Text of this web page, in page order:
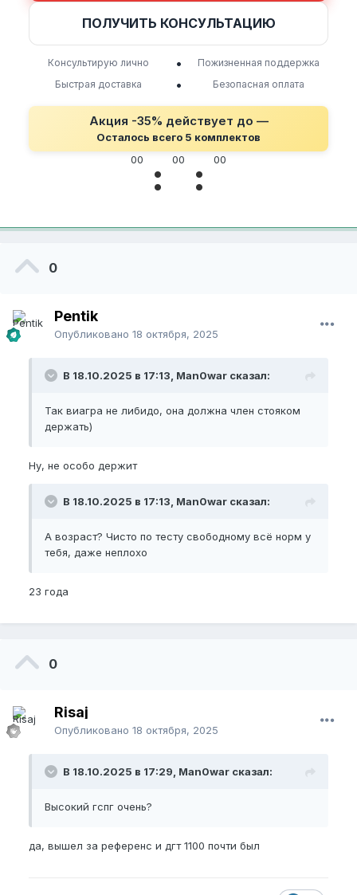
ПОЛУЧИТЬ КОНСУЛЬТАЦИЮ
Консультирую лично •
Пожизненная поддержка
Быстрая доставка
• Безопасная оплата
Акция -35% действует до —
Осталось всего 5 комплектов
00
00
00
0
Pentik
Опубликовано 18 октября, 2025
В 18.10.2025 в 17:13, Man0war сказал:
Так виагра не либидо, она должна член стояком
держать)
Ну, не особо держит
В 18.10.2025 в 17:13, Man0war сказал:
А возраст? Чисто по тесту свободному всё норм у
тебя, даже неплохо
23 года
0
Risaj
Опубликовано 18 октября, 2025
В 18.10.2025 в 17:29, Man0war сказал:
Высокий гспг очень?
да, вышел за референс и дгт 1100 почти был